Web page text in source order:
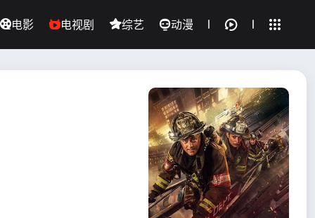
电影 电视剧 综艺 动漫全部影片